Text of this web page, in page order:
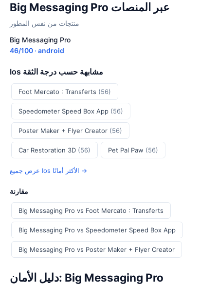
Big Messaging Pro عبر المنصات
منتجات من نفس المطور
Big Messaging Pro
46/100 · android
Ios مشابهة حسب درجة الثقة
Foot Mercato : Transferts (56)
Speedometer Speed Box App (56)
Poster Maker + Flyer Creator (56)
Car Restoration 3D (56) Pet Pal Paw (56)
عرض جميع Ios الأكثر أمانًا →
مقارنة
Big Messaging Pro vs Foot Mercato : Transferts
Big Messaging Pro vs Speedometer Speed Box App
Big Messaging Pro vs Poster Maker + Flyer Creator
دليل الأمان: Big Messaging Pro